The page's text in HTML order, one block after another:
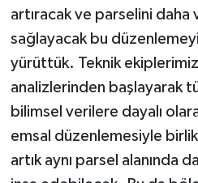
artıracak ve parselini daha
sağlayacak bu
yürüttük. Teknik
analizlerinden başlayarak
bilimsel verilere dayalı
emsal düzenlemesiyle
artık aynı parsel alanında